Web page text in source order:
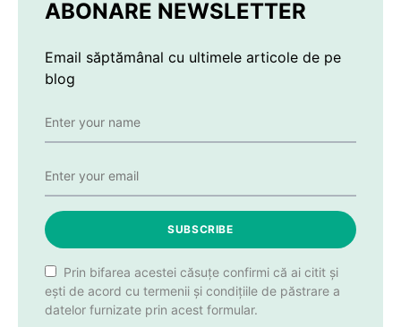
ABONARE NEWSLETTER
Email săptămânal cu ultimele articole de pe
blog
SUBSCRIBE
Prin bifarea acestei căsuțe confirmi că ai citit și
ești de acord cu termenii și condițiile de păstrare a
datelor furnizate prin acest formular.